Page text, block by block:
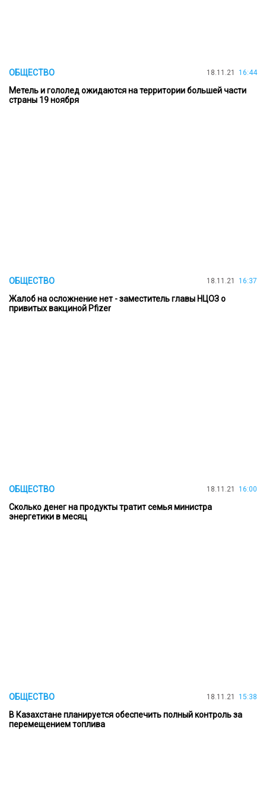
ОБЩЕСТВО 18.11.21 16:44
Метель и гололед ожидаются на территории большей части
страны 19 ноября
ОБЩЕСТВО 18.11.21 16:37
Жалоб на осложнение нет - заместитель главы НЦОЗ о
привитых вакциной Pfizer
ОБЩЕСТВО 18.11.21 16:00
Cколько денег на продукты тратит семья министра
энергетики в месяц
ОБЩЕСТВО 18.11.21 15:38
В Казахстане планируется обеспечить полный контроль за
перемещением топлива